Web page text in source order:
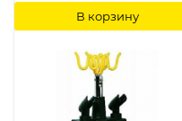
В корзину